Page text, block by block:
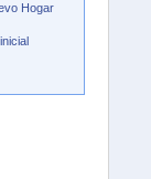
Hogar